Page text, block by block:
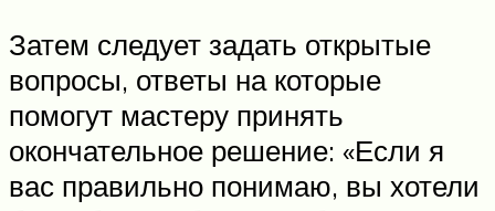
Затем следует задать открытые
вопросы, ответы на которые
помогут мастеру принять
окончательное решение: «Если я
вас правильно понимаю, вы хотели